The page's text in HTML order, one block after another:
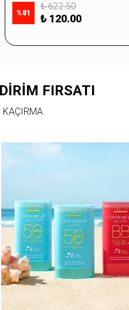
%81
₺ 622.50
₺ 120.00
FIRSATI
KAÇIRMA